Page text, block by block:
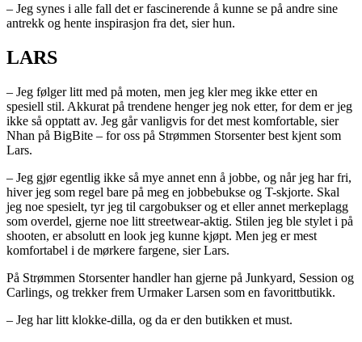
– Jeg synes i alle fall det er fascinerende å kunne se på andre sine
antrekk og hente inspirasjon fra det, sier hun.
LARS
– Jeg følger litt med på moten, men jeg kler meg ikke etter en
spesiell stil. Akkurat på trendene henger jeg nok etter, for dem er jeg
ikke så opptatt av. Jeg går vanligvis for det mest komfortable, sier
Nhan på BigBite – for oss på Strømmen Storsenter best kjent som
Lars.
– Jeg gjør egentlig ikke så mye annet enn å jobbe, og når jeg har fri,
hiver jeg som regel bare på meg en jobbebukse og T-skjorte. Skal
jeg noe spesielt, tyr jeg til cargobukser og et eller annet merkeplagg
som overdel, gjerne noe litt streetwear-aktig. Stilen jeg ble stylet i på
shooten, er absolutt en look jeg kunne kjøpt. Men jeg er mest
komfortabel i de mørkere fargene, sier Lars.
På Strømmen Storsenter handler han gjerne på Junkyard, Session og
Carlings, og trekker frem Urmaker Larsen som en favorittbutikk.
– Jeg har litt klokke-dilla, og da er den butikken et must.